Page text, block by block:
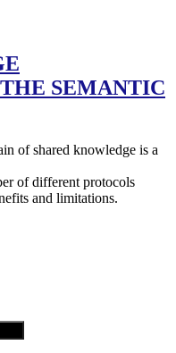
SEMANTIC
of shared knowledge is a
of different protocols
and limitations.